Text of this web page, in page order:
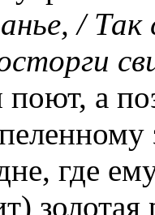
/ Так
а
где
золотая